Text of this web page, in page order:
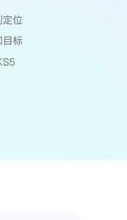
定位
目标